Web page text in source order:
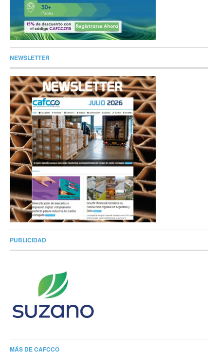
NEWSLETTER
PUBLICIDAD
MÁS DE CAFCCO